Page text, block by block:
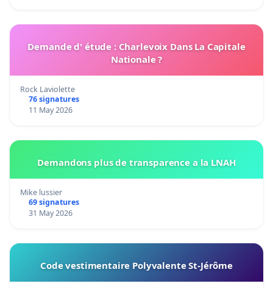
Demande d' étude : Charlevoix Dans La Capitale
Nationale ?
Rock Laviolette
76 signatures
11 May 2026
Demandons plus de transparence a la LNAH
Mike lussier
69 signatures
31 May 2026
Code vestimentaire Polyvalente St-Jérôme